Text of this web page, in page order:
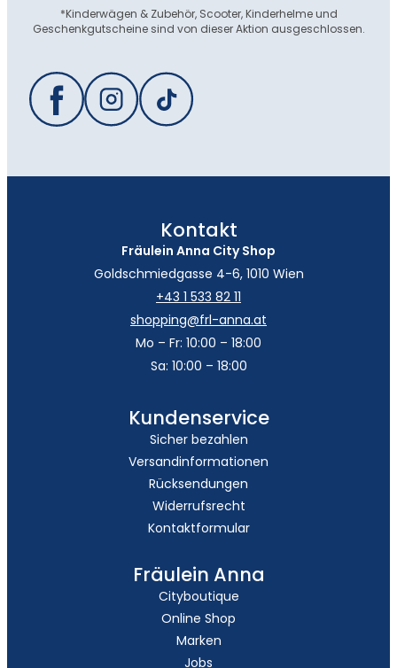
*Kinderwägen & Zubehör, Scooter, Kinderhelme und
Geschenkgutscheine sind von dieser Aktion ausgeschlossen.
Kontakt
Fräulein Anna City Shop
Goldschmiedgasse 4-6, 1010 Wien
+43 1 533 82 11
shopping@frl-anna.at
Mo – Fr: 10:00 – 18:00
Sa: 10:00 – 18:00
Kundenservice
Sicher bezahlen
Versandinformationen
Rücksendungen
Widerrufsrecht
Kontaktformular
Fräulein Anna
Cityboutique
Online Shop
Marken
Jobs